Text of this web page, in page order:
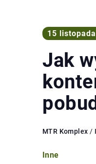
15
Jak
MTR Komplex /
Inne